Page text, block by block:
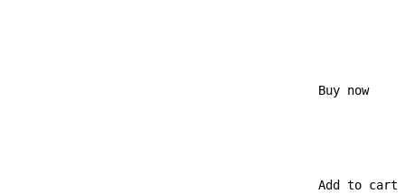
                                            Buy now
                                            Add to cart